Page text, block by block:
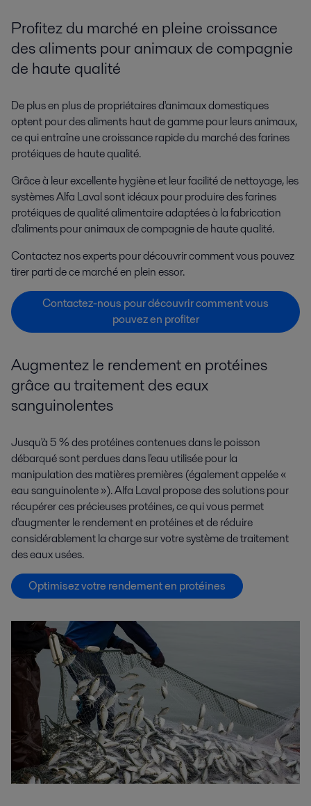
Profitez du marché en pleine croissance
des aliments pour animaux de compagnie
de haute qualité
De plus en plus de propriétaires d'animaux domestiques
optent pour des aliments haut de gamme pour leurs animaux,
ce qui entraîne une croissance rapide du marché des farines
protéiques de haute qualité.
Grâce à leur excellente hygiène et leur facilité de nettoyage, les
systèmes Alfa Laval sont idéaux pour produire des farines
protéiques de qualité alimentaire adaptées à la fabrication
d'aliments pour animaux de compagnie de haute qualité.
Contactez nos experts pour découvrir comment vous pouvez
tirer parti de ce marché en plein essor.
Contactez-nous pour découvrir comment vous
pouvez en profiter
Augmentez le rendement en protéines
grâce au traitement des eaux
sanguinolentes
Jusqu'à 5 % des protéines contenues dans le poisson
débarqué sont perdues dans l'eau utilisée pour la
manipulation des matières premières (également appelée «
eau sanguinolente »). Alfa Laval propose des solutions pour
récupérer ces précieuses protéines, ce qui vous permet
d'augmenter le rendement en protéines et de réduire
considérablement la charge sur votre système de traitement
des eaux usées.
Optimisez votre rendement en protéines